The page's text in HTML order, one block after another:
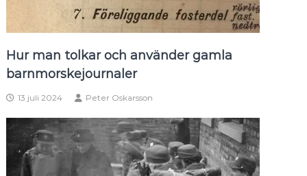
Hur man tolkar och använder gamla
barnmorskejournaler
13 juli 2024 Peter Oskarsson